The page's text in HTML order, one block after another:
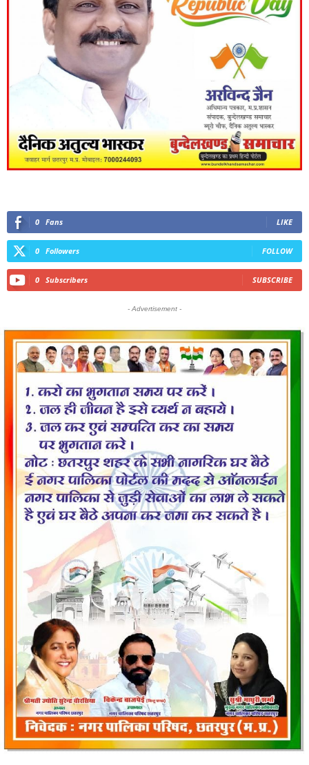
0 Fans LIKE
0 Followers FOLLOW
0 Subscribers SUBSCRIBE
- Advertisement -